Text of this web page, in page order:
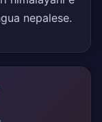
nepalese.